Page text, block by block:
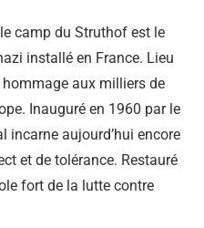
camp du Struthof est le
installé en France. Lieu
aux milliers de
Inauguré en 1960 par le
incarne aujourd’hui encore
et de tolérance. Restauré
fort de la lutte contre